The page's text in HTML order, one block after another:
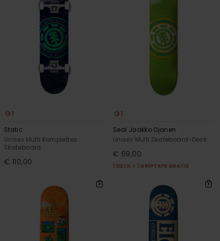
1
Static
Unisex Multi Komplettes
Skateboard
€ 110,00
1
Seal Jaakko Ojanen
Unisex Multi Skateboard-Deck
€ 69,00
1 DECK = 1 GRIPTAPE GRATIS